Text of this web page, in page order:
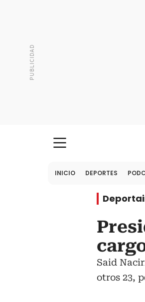
INICIO DEPORTES
Said
otros 23,